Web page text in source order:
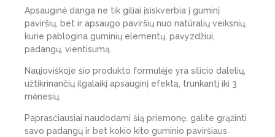
Apsauginė danga ne tik giliai įsiskverbia į guminį
paviršių, bet ir apsaugo paviršių nuo natūralių veiksnių,
kurie pablogina guminių elementų, pavyzdžiui,
padangų, vientisumą.
Naujoviškoje šio produkto formulėje yra silicio dalelių,
užtikrinančių ilgalaikį apsauginį efektą, trunkantį iki 3
mėnesių.
Paprasčiausiai naudodami šią priemonę, galite grąžinti
savo padangų ir bet kokio kito guminio paviršiaus